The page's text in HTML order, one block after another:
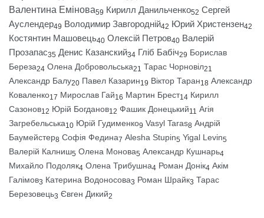
Валентина Емінова59 Кирилл Данильченко52 Сергей
Ауслендер49 Володимир Завгородній42 Юрий Христензен42
Костянтин Машовець40 Олексій Петров40 Валерій
Прозапас35 Денис Казанский34 Гліб Бабіч29 Борислав
Береза24 Олена Добровольська21 Тарас Чорновіл21
Александр Балу20 Павел Казарин19 Віктор Таран18 Александр
Коваленко17 Мирослав Гай16 Мартин Брест14 Кирилл
Сазонов12 Юрій Богданов12 Фашик Донецький11 Агія
Загребельська10 Юрій Гудименко9 Vasyl Taras8 Андрій
Баумейстер8 Софія Федина7 Alesha Stupin5 Yigal Levin5
Валерій Калниш5 Олена Монова5 Александр Кушнарь4
Михайло Подоляк4 Олена Трибушна4 Роман Донік4 Акім
Галімов3 Катерина Водоносова3 Роман Шрайк3 Тарас
Березовець3 Євген Дикий2